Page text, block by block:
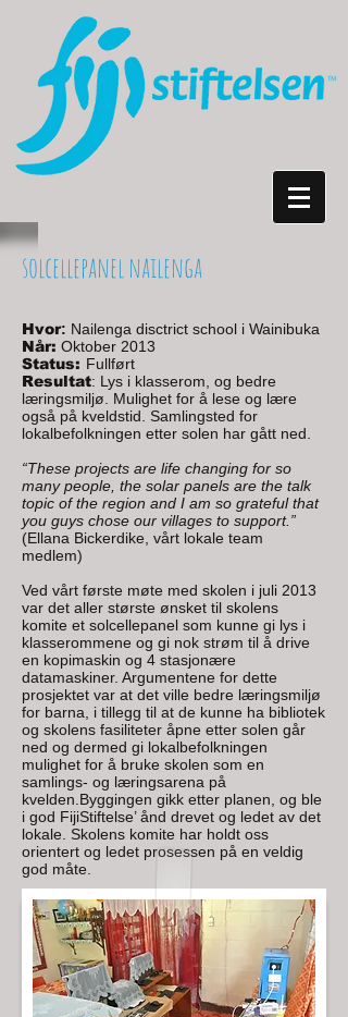
solcellepanel nailenga
Hvor: Nailenga disctrict school i Wainibuka
Når: Oktober 2013
Status: Fullført
Resultat: Lys i klasserom, og bedre
læringsmiljø. Mulighet for å lese og lære
også på kveldstid. Samlingsted for
lokalbefolkningen etter solen har gått ned.
“These projects are life changing for so
many people, the solar panels are the talk
topic of the region and I am so grateful that
you guys chose our villages to support.”
(Ellana Bickerdike, vårt lokale team
medlem)
Ved vårt første møte med skolen i juli 2013
var det aller største ønsket til skolens
komite et solcellepanel som kunne gi lys i
klasserommene og gi nok strøm til å drive
en kopimaskin og 4 stasjonære
datamaskiner. Argumentene for dette
prosjektet var at det ville bedre læringsmiljø
for barna, i tillegg til at de kunne ha bibliotek
og skolens fasiliteter åpne etter solen går
ned og dermed gi lokalbefolkningen
mulighet for å bruke skolen som en
samlings- og læringsarena på
kvelden.Byggingen gikk etter planen, og ble
i god FijiStiftelse’ ånd drevet og ledet av det
lokale. Skolens komite har holdt oss
orientert og ledet prosessen på en veldig
god måte.